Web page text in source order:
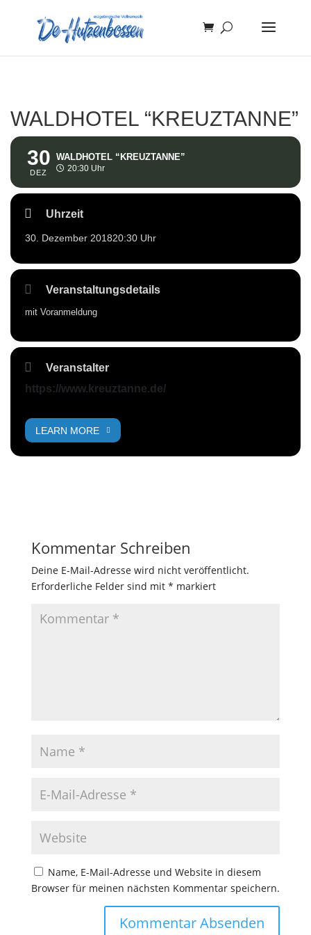
WALDHOTEL “KREUZTANNE”
30
DEZ
WALDHOTEL “KREUZTANNE”
20:30 Uhr
Uhrzeit
30. Dezember 201820:30 Uhr
Veranstaltungsdetails
mit Voranmeldung
Veranstalter
https://www.kreuztanne.de/
LEARN MORE
Kommentar Schreiben
Deine E-Mail-Adresse wird nicht veröffentlicht.
Erforderliche Felder sind mit * markiert
Name, E-Mail-Adresse und Website in diesem
Browser für meinen nächsten Kommentar speichern.